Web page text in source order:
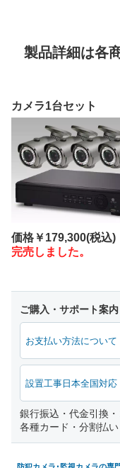
製品詳細は各
カメラ1台セット
価格￥179,300(税込)
完売しました。
お支払い方法について
設置工事日本全国対応
銀行振込・代金引換・
各種カード・分割払い